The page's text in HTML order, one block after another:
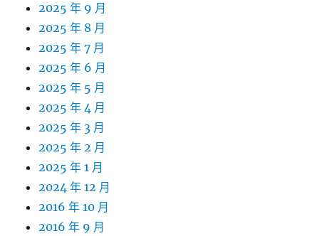
2025 年 9 月
2025 年 8 月
2025 年 7 月
2025 年 6 月
2025 年 5 月
2025 年 4 月
2025 年 3 月
2025 年 2 月
2025 年 1 月
2024 年 12 月
2016 年 10 月
2016 年 9 月